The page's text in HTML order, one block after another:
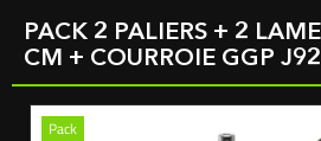
PACK 2 PALIERS + 2
CM + COURROIE GGP
Pack